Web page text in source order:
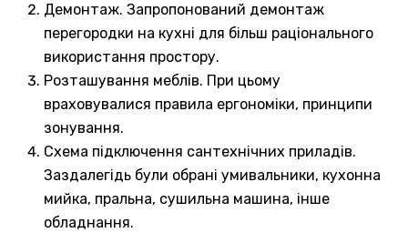
Демонтаж. Запропонований демонтаж
перегородки на кухні для більш раціонального
використання простору.
Розташування меблів. При цьому
враховувалися правила ергономіки, принципи
зонування.
Схема підключення сантехнічних приладів.
Заздалегідь були обрані умивальники, кухонна
мийка, пральна, сушильна машина, інше
обладнання.